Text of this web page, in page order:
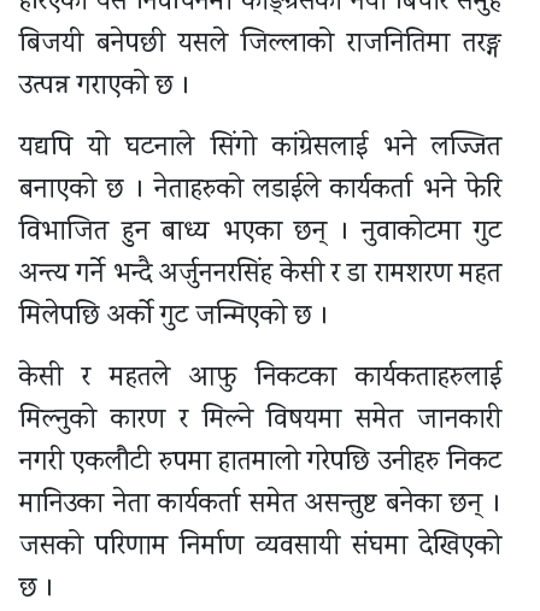
बिजयी बनेपछी यसले जिल्लाको राजनितिमा तरङ्ग
उत्पन्न गराएको छ ।
यद्यपि यो घटनाले सिंगो कांग्रेसलाई भने लज्जित
बनाएको छ । नेताहरुको लडाईले कार्यकर्ता भने फेरि
विभाजित हुन बाध्य भएका छन् । नुवाकोटमा गुट
अन्त्य गर्ने भन्दै अर्जुननरसिंह केसी र डा रामशरण महत
मिलेपछि अर्को गुट जन्मिएको छ ।
केसी र महतले आफु निकटका कार्यकताहरुलाई
मिल्नुको कारण र मिल्ने विषयमा समेत जानकारी
नगरी एकलौटी रुपमा हातमालो गरेपछि उनीहरु निकट
मानिउका नेता कार्यकर्ता समेत असन्तुष्ट बनेका छन् ।
जसको परिणाम निर्माण व्यवसायी संघमा देखिएको
छ ।